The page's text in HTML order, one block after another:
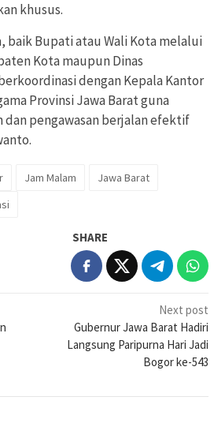
khusus.
baik Bupati atau Wali Kota melalui
Kota maupun Dinas
dengan Kepala Kantor
Provinsi Jawa Barat guna
dan pengawasan berjalan efektif
Jam Malam
Jawa Barat
SHARE
Next post
Gubernur Jawa Barat Hadiri
Langsung Paripurna Hari Jadi
Bogor ke-543